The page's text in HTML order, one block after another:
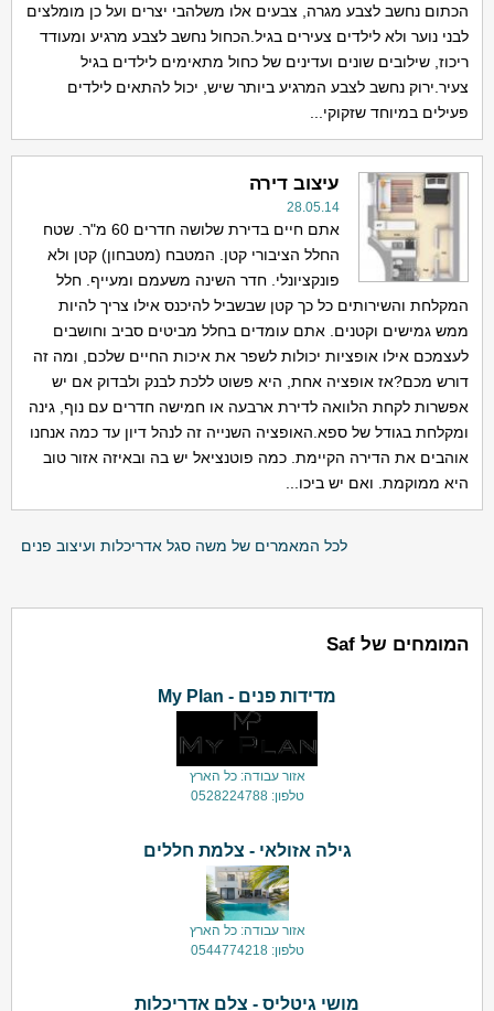
הכתום נחשב לצבע מגרה, צבעים אלו משלהבי יצרים ועל כן מומלצים
לבני נוער ולא לילדים צעירים בגיל.הכחול נחשב לצבע מרגיע ומעודד
ריכוז, שילובים שונים ועדינים של כחול מתאימים לילדים בגיל
צעיר.ירוק נחשב לצבע המרגיע ביותר שיש, יכול להתאים לילדים
פעילים במיוחד שזקוקי...
עיצוב דירה
28.05.14
אתם חיים בדירת שלושה חדרים 60 מ"ר. שטח
החלל הציבורי קטן. המטבח (מטבחון) קטן ולא
פונקציונלי. חדר השינה משעמם ומעייף. חלל
המקלחת והשירותים כל כך קטן שבשביל להיכנס אילו צריך להיות
ממש גמישים וקטנים. אתם עומדים בחלל מביטים סביב וחושבים
לעצמכם אילו אופציות יכולות לשפר את איכות החיים שלכם, ומה זה
דורש מכם?אז אופציה אחת, היא פשוט ללכת לבנק ולבדוק אם יש
אפשרות לקחת הלוואה לדירת ארבעה או חמישה חדרים עם נוף, גינה
ומקלחת בגודל של ספא.האופציה השנייה זה לנהל דיון עד כמה אנחנו
אוהבים את הדירה הקיימת. כמה פוטנציאל יש בה ובאיזה אזור טוב
היא ממוקמת. ואם יש ביכו...
לכל המאמרים של משה סגל אדריכלות ועיצוב פנים
המומחים של Saf
מדידות פנים - My Plan
אזור עבודה: כל הארץ
טלפון: 0528224788
גילה אזולאי - צלמת חללים
אזור עבודה: כל הארץ
טלפון: 0544774218
מושי גיטליס - צלם אדריכלות